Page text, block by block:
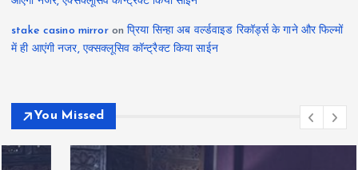
stake casino mirroronप्रिया सिन्हा अब वर्ल्डवाइड रिकॉर्ड्स के गाने और फिल्मों
में ही आएंगी नजर, एक्सक्लूसिव कॉन्ट्रैक्ट किया साईन
You Missed